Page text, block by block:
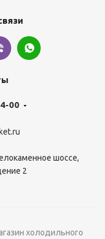
00
шоссе,
2
холодильного